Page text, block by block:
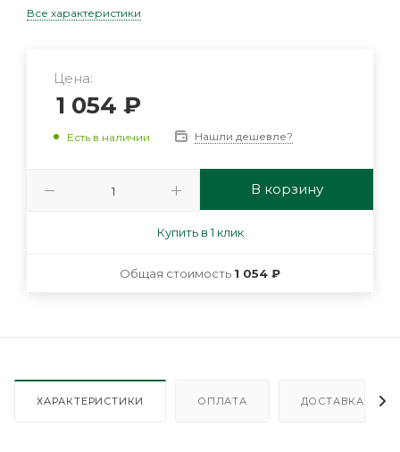
Все характеристики
Цена:
1 054 ₽
Есть в наличии Нашли дешевле?
В корзину
Купить в 1 клик
Общая стоимость 1 054 ₽
ХАРАКТЕРИСТИКИ ОПЛАТА ДОСТАВКА